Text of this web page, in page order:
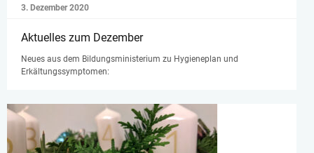
3. Dezember 2020
Aktuelles zum Dezember
Neues aus dem Bildungsministerium zu Hygieneplan und
Erkältungssymptomen: